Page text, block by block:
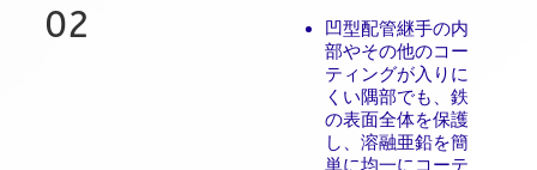
02
凹型配管継手の内
部やその他のコー
ティングが入りに
くい隅部でも、鉄
の表面全体を保護
し、溶融亜鉛を簡
単に均一にコーテ